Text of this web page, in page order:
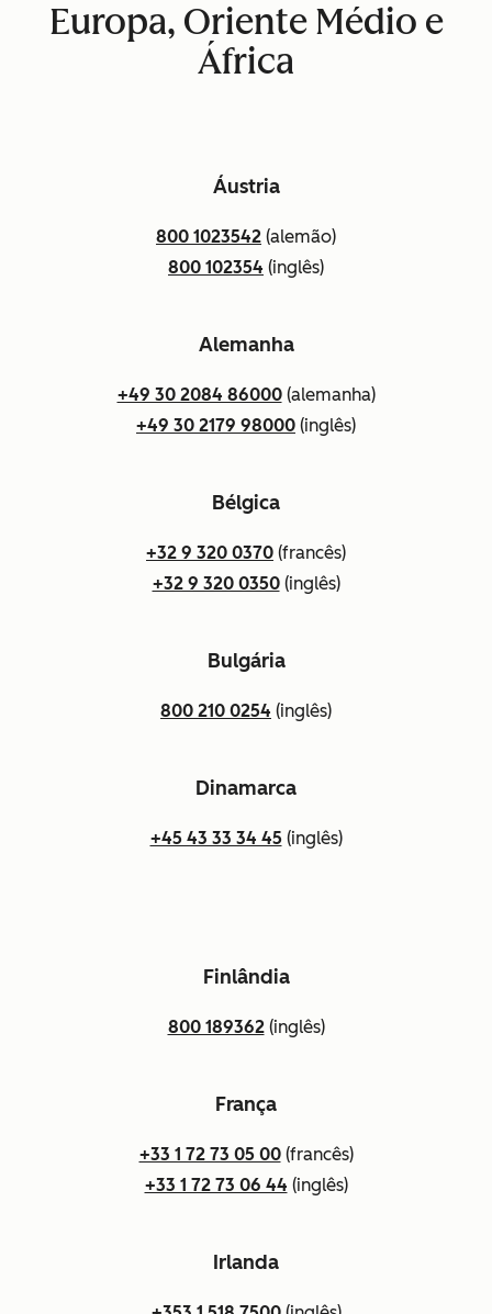
Europa, Oriente Médio e
África
Áustria
800 1023542 (alemão)
800 102354 (inglês)
Alemanha
+49 30 2084 86000(alemanha)
+49 30 2179 98000 (inglês)
Bélgica
+32 9 320 0370 (francês)
+32 9 320 0350(inglês)
Bulgária
800 210 0254 (inglês)
Dinamarca
+45 43 33 34 45(inglês)
Finlândia
800 189362(inglês)
França
+33 1 72 73 05 00(francês)
+33 1 72 73 06 44 (inglês)
Irlanda